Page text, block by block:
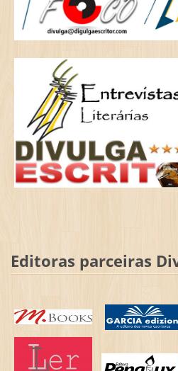
Editoras parceiras